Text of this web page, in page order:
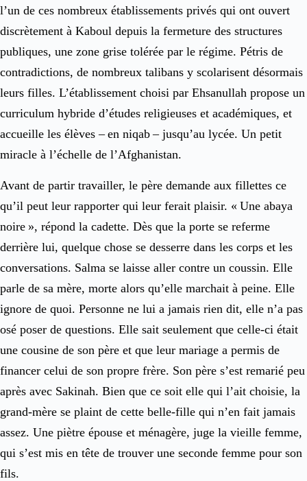
l’un de ces nombreux établissements privés qui ont ouvert
discrètement à Kaboul depuis la fermeture des structures
publiques, une zone grise tolérée par le régime. Pétris de
contradictions, de nombreux talibans y scolarisent désormais
leurs filles. L’établissement choisi par Ehsanullah propose un
curriculum hybride d’études religieuses et académiques, et
accueille les élèves – en niqab – jusqu’au lycée. Un petit
miracle à l’échelle de l’Afghanistan.
Avant de partir travailler, le père demande aux fillettes ce
qu’il peut leur rapporter qui leur ferait plaisir. « Une abaya
noire », répond la cadette. Dès que la porte se referme
derrière lui, quelque chose se desserre dans les corps et les
conversations. Salma se laisse aller contre un coussin. Elle
parle de sa mère, morte alors qu’elle marchait à peine. Elle
ignore de quoi. Personne ne lui a jamais rien dit, elle n’a pas
osé poser de questions. Elle sait seulement que celle-ci était
une cousine de son père et que leur mariage a permis de
financer celui de son propre frère. Son père s’est remarié peu
après avec Sakinah. Bien que ce soit elle qui l’ait choisie, la
grand-mère se plaint de cette belle-fille qui n’en fait jamais
assez. Une piètre épouse et ménagère, juge la vieille femme,
qui s’est mis en tête de trouver une seconde femme pour son
fils.